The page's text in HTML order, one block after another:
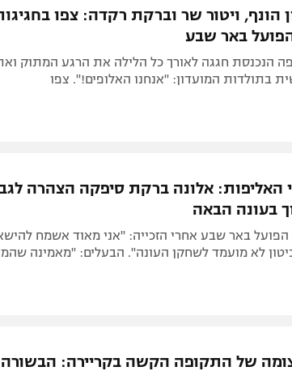
הונף, ויטור שר וברקת רקדה: צפו
באר שבע
הנכנסת חגגה לאורך כל הלילה את הרגע המתוק
בתולדות המועדון: "אנחנו האלופים!". צפו
האליפות: אלונה ברקת סיפקה הצהרה
בעונה הבאה
באר שבע אחרי הזכייה: "אני מאוד אשמח
לא מועמד לשחקן העונה". הבעלים: "מאמינה
של התקופה הקשה בקריירה: